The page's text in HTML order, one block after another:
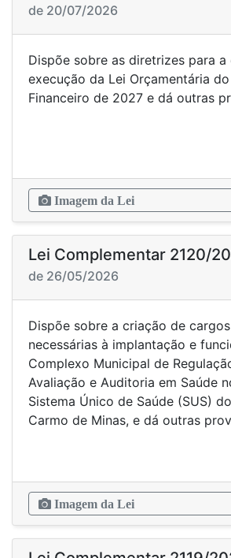
de 20/07/2026
Dispõe sobre as diretrizes para a
execução da Lei Orçamentária
Financeiro de 2027 e dá outras
Imagem da Lei
Lei Complementar 2120/
de 26/05/2026
Dispõe sobre a criação de
necessárias à implantação e
Complexo Municipal de
Avaliação e Auditoria em Saúde
Sistema Único de Saúde (SUS)
Carmo de Minas, e dá outras
Imagem da Lei